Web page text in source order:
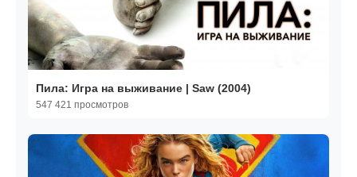
Пила: Игра на выживание | Saw (2004)
547 421 просмотров